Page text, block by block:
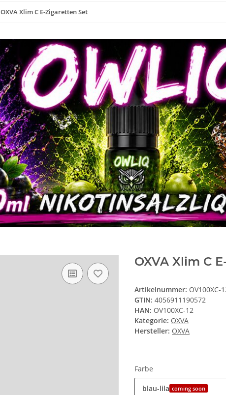
OXVA Xlim C E-Zigaretten Set
OXVA Xlim C
Artikelnummer: OV100XC-
GTIN: 4056911190572
HAN: OV100XC-12
Kategorie: OXVA
Hersteller: OXVA
Farbe
blau-lila coming soon